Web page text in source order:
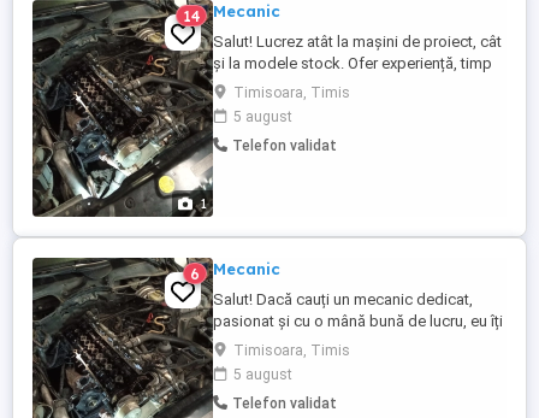
1
14 Mecanic
Salut! Lucrez atât la mașini de proiect, cât
și la modele stock. Ofer experiență, timp
bun de lucru, preț bun la manoperă,
seriozitate și o mână de lucru atentă,
bazată pe bun simț și pasiune, pot repara
mașina chiar și la domiciliu dacă este
Timisoara, Timis
5 august
Telefon validat
6 Mecanic
Salut! Dacă cauți un mecanic dedicat,
pasionat și cu o mână bună de lucru, eu îți
pot sta la dispoziție oricând chiar și la
domiciliu dacă este nevoie. Mă ocup și pe
partea de modificări așa că dacă ai un
proiect și vrei să-l faci cum trebuie nu mai
Timisoara, Timis
5 august
Telefon validat